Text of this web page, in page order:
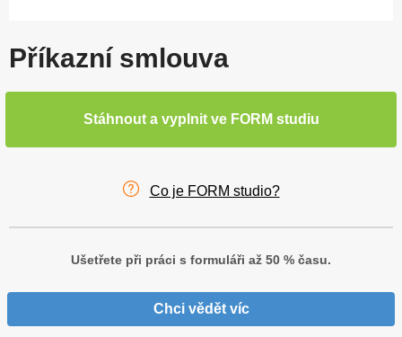
Příkazní smlouva
Stáhnout a vyplnit ve FORM studiu
Co je FORM studio?
Ušetřete při práci s formuláři až 50 % času.
Chci vědět víc